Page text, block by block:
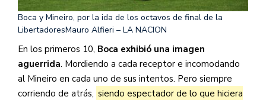
Boca y Mineiro, por la ida de los octavos de final de la
LibertadoresMauro Alfieri – LA NACION
En los primeros 10, Boca exhibió una imagen
aguerrida. Mordiendo a cada receptor e incomodando
al Mineiro en cada uno de sus intentos. Pero siempre
corriendo de atrás, siendo espectador de lo que hiciera